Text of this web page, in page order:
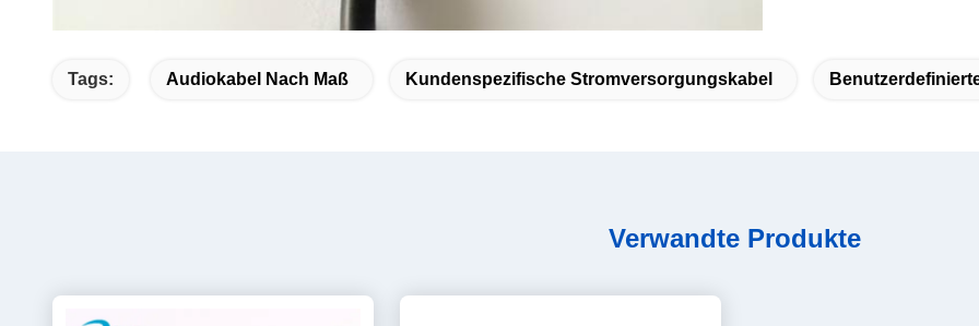
Tags: Audiokabel Nach Maß Kundenspezifische Stromversorgungskabel
Verwandte Produkte